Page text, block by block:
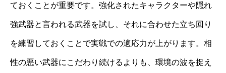
ておくことが重要です。強化されたキャラクターや隠れ
強武器と言われる武器を試し、それに合わせた立ち回り
を練習しておくことで実戦での適応力が上がります。相
性の悪い武器にこだわり続けるよりも、環境の波を捉え